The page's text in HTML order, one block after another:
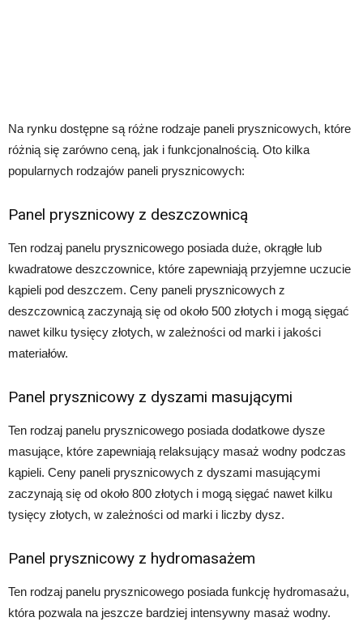
Na rynku dostępne są różne rodzaje paneli prysznicowych, które
różnią się zarówno ceną, jak i funkcjonalnością. Oto kilka
popularnych rodzajów paneli prysznicowych:
Panel prysznicowy z deszczownicą
Ten rodzaj panelu prysznicowego posiada duże, okrągłe lub
kwadratowe deszczownice, które zapewniają przyjemne uczucie
kąpieli pod deszczem. Ceny paneli prysznicowych z
deszczownicą zaczynają się od około 500 złotych i mogą sięgać
nawet kilku tysięcy złotych, w zależności od marki i jakości
materiałów.
Panel prysznicowy z dyszami masującymi
Ten rodzaj panelu prysznicowego posiada dodatkowe dysze
masujące, które zapewniają relaksujący masaż wodny podczas
kąpieli. Ceny paneli prysznicowych z dyszami masującymi
zaczynają się od około 800 złotych i mogą sięgać nawet kilku
tysięcy złotych, w zależności od marki i liczby dysz.
Panel prysznicowy z hydromasażem
Ten rodzaj panelu prysznicowego posiada funkcję hydromasażu,
która pozwala na jeszcze bardziej intensywny masaż wodny.